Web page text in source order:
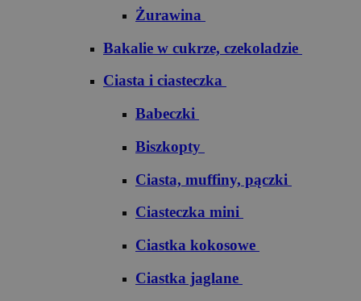
Żurawina
Bakalie w cukrze, czekoladzie
Ciasta i ciasteczka
Babeczki
Biszkopty
Ciasta, muffiny, pączki
Ciasteczka mini
Ciastka kokosowe
Ciastka jaglane